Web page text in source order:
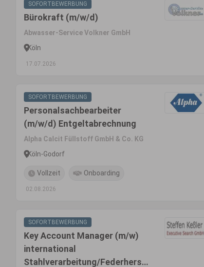
SOFORTBEWERBUNG
Bürokraft (m/w/d)
Abwasser-Service Volkner GmbH
Köln
17.07.2026
SOFORTBEWERBUNG
Personalsachbearbeiter
(m/w/d) Entgeltabrechnung
Alpha Calcit Füllstoff GmbH & Co. KG
Köln-Godorf
Vollzeit Onboarding
02.08.2026
SOFORTBEWERBUNG
Key Account Manager (m/w)
international
Stahlverarbeitung/Federherst